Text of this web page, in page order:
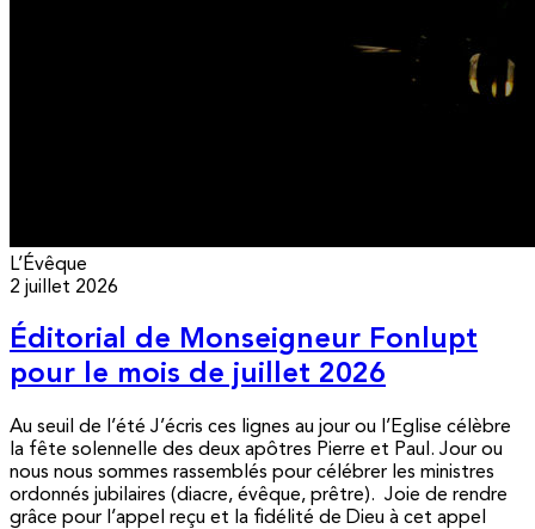
L’Évêque
2 juillet 2026
Éditorial de Monseigneur Fonlupt
pour le mois de juillet 2026
Au seuil de l’été J’écris ces lignes au jour ou l’Eglise célèbre
la fête solennelle des deux apôtres Pierre et Paul. Jour ou
nous nous sommes rassemblés pour célébrer les ministres
ordonnés jubilaires (diacre, évêque, prêtre). Joie de rendre
grâce pour l’appel reçu et la fidélité de Dieu à cet appel